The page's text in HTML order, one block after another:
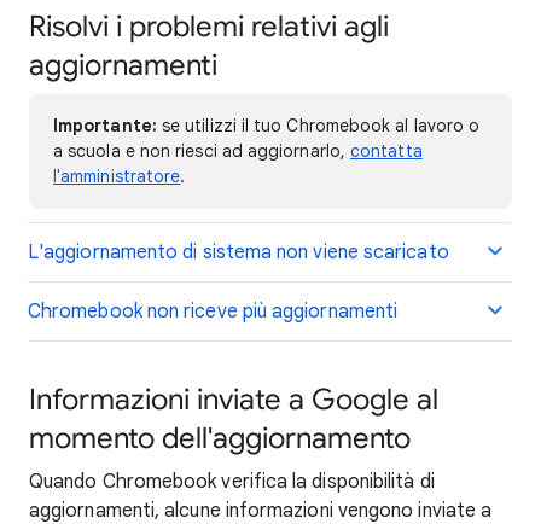
Risolvi i problemi relativi agli
aggiornamenti
Importante: se utilizzi il tuo Chromebook al lavoro o
a scuola e non riesci ad aggiornarlo,contatta
l'amministratore.
L'aggiornamento di sistema non viene scaricato
Chromebook non riceve più aggiornamenti
Informazioni inviate a Google al
momento dell'aggiornamento
Quando Chromebook verifica la disponibilità di
aggiornamenti, alcune informazioni vengono inviate a